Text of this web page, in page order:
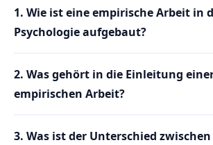
1. Wie ist eine empirische Arbeit in
Psychologie aufgebaut?
2. Was gehört in die Einleitung
empirischen Arbeit?
3. Was ist der Unterschied